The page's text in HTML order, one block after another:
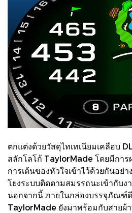
ตกแต่งด้วยวัสดุไทเทเนียมเคลือบ
สลักโลโก้ TaylorMade โดยมีการ
การเต้นของหัวใจเข้าไว้ด้วยกันอย่
โยงระบบติดตามสมรรถนะเข้ากับง
นอกจากนี้ ภายในกล่องบรรจุภัณฑ์
TaylorMade ยังมาพร้อมกับสายผ้